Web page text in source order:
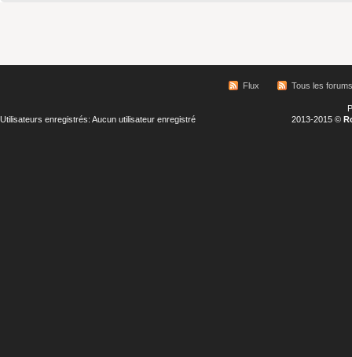
Flux Tous les forums
Utilisateurs enregistrés: Aucun utilisateur enregistré
2013-2015 ©